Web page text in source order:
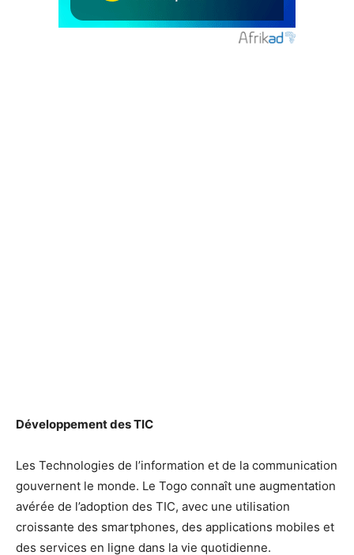
Développement des TIC
Les Technologies de l’information et de la communication
gouvernent le monde. Le Togo connaît une augmentation
avérée de l’adoption des TIC, avec une utilisation
croissante des smartphones, des applications mobiles et
des services en ligne dans la vie quotidienne.